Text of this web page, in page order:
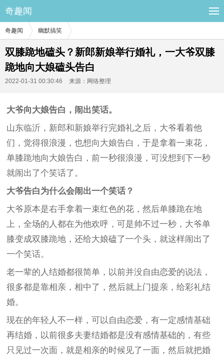
奇趣闻
奇趣闻 幽默搞笑
双膝跪地磕头？新郎新娘举行婚礼，一大爷双膝
跪地向大娘磕头告白
2022-01-31 00:30:46 来源：网络整理
大爷向大娘告白，闹出笑话。
山东临沂，新郎和新娘举行完婚礼之后，大爷看着他
们，觉得很浪漫，也想向大娘告白，于是拿着一束花，
单膝跪地向大娘告白，前一秒很浪漫，可没想到下一秒
就闹出了个笑话了。
大爷告白为什么会闹出一个笑话？
大爷原本是右手拿着一束红色的花，然后单膝跪在地
上，全场的人都在为他欢呼，可是帅不过一秒，大爷单
膝变成双膝跪地，还给大娘磕了一个头，就这样闹出了
一个笑话。
老一辈的人结婚都很简单，以前并没自由恋爱的说法，
很多都是靠相亲，相中了，然后就上门提亲，给彩礼结
婚。
现在的年轻人不一样，可以自由恋爱，有一定感情基础
再结婚，以前很多夫妻结婚都是没有感情基础的，有些
只见过一次面，就是相亲的时候见了一面，然后就把婚